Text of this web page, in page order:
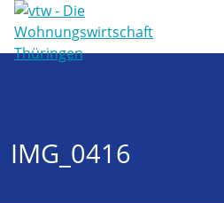
IMG_0416